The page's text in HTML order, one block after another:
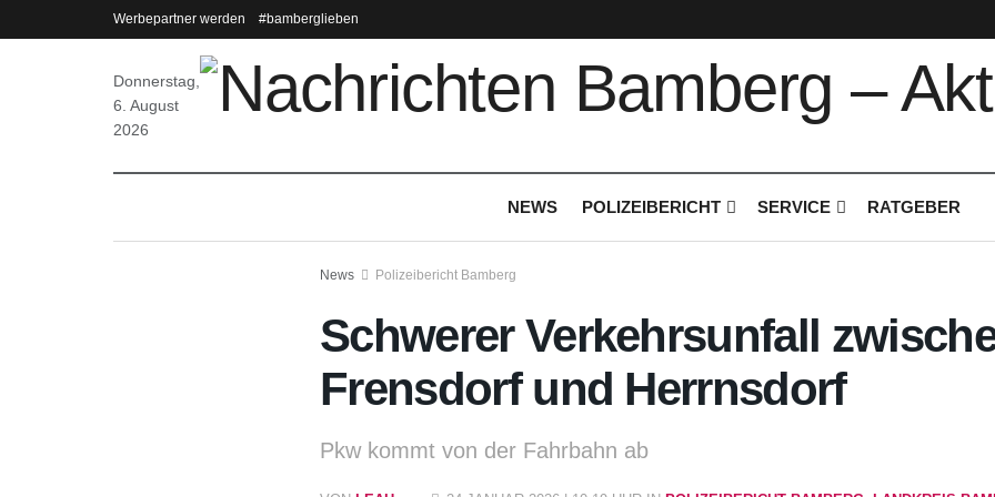
Werbepartner werden #bamberglieben
Donnerstag,
6. August
2026
NEWS POLIZEIBERICHT SERVICE RATGEBER
News Polizeibericht Bamberg
Schwerer Verkehrsunfall
Frensdorf und Herrnsdorf
Pkw kommt von der Fahrbahn ab